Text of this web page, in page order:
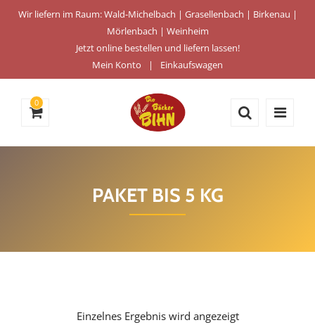
Wir liefern im Raum: Wald-Michelbach | Grasellenbach | Birkenau |
Mörlenbach | Weinheim
Jetzt online bestellen und liefern lassen!
Mein Konto
Einkaufswagen
0
PAKET BIS 5 KG
Einzelnes Ergebnis wird angezeigt